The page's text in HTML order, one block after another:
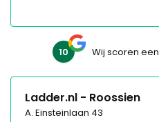
10 Wij scoren een
Ladder.nl - Roossien
A. Einsteinlaan 43